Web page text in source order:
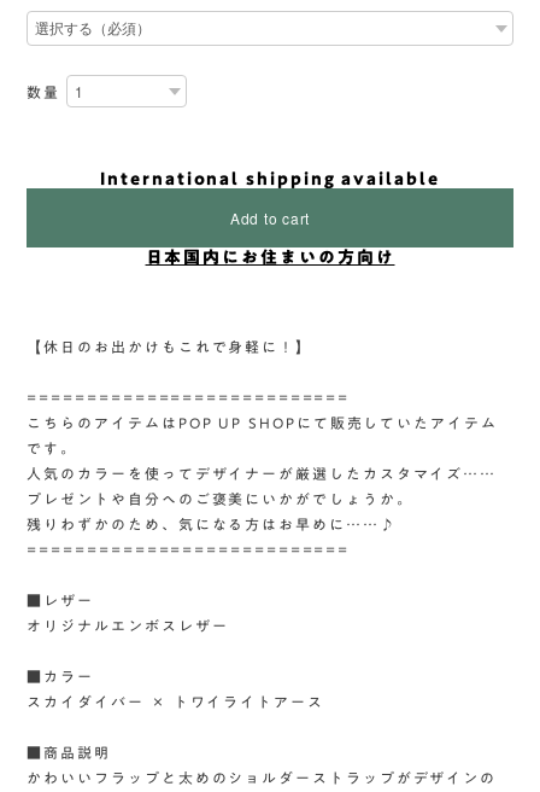
数量
International shipping available
Add to cart
日本国内にお住まいの方向け
【休日のお出かけもこれで身軽に！】
===========================
こちらのアイテムはPOP UP SHOPにて販売していたアイテム
です。
人気のカラーを使ってデザイナーが厳選したカスタマイズ……
プレゼントや自分へのご褒美にいかがでしょうか。
残りわずかのため、気になる方はお早めに……♪
===========================
■レザー
オリジナルエンボスレザー
■カラー
スカイダイバー × トワイライトアース
■商品説明
かわいいフラップと太めのショルダーストラップがデザインの